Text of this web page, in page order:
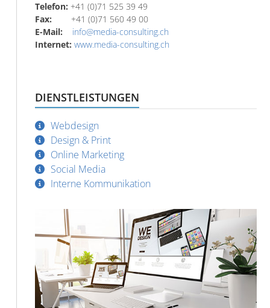
Telefon: +41 (0)71 525 39 49
Fax: +41 (0)71 560 49 00
E-Mail:
info@media-consulting.ch
Internet: www.media-consulting.ch
DIENSTLEISTUNGEN
Webdesign
Design & Print
Online Marketing
Social Media
Interne Kommunikation